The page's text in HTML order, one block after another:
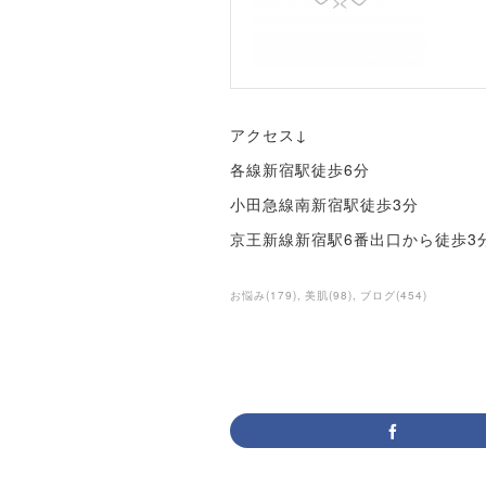
アクセス↓
各線新宿駅徒歩6分
小田急線南新宿駅徒歩3分
京王新線新宿駅6番出口から徒歩3
お悩み(179) 美肌(98) ブログ(454)